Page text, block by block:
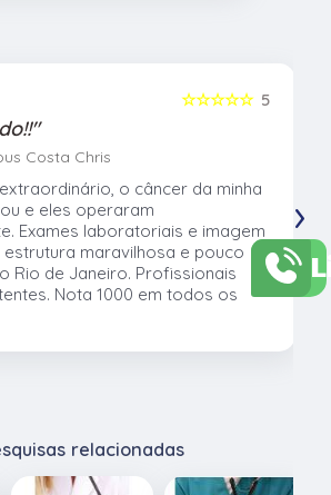
5
☆☆☆☆☆
Costa Chris
o câncer da minha
e eles operaram
Exames laboratoriais e imagem
estrutura maravilhosa e pouco
Rio de Janeiro. Profissionais
Nota 1000 em todos os
›
relacionadas